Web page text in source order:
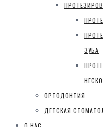
ЗУБА
ОРТОДОНТИЯ
ДЕТСКАЯ